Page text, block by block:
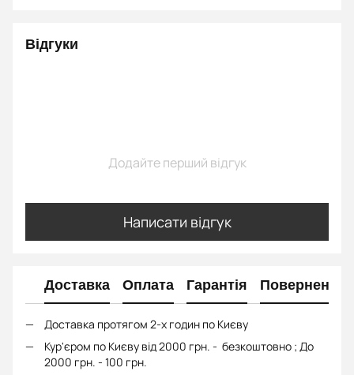
Відгуки
Додайте перший відгук
Написати відгук
Доставка Оплата Гарантія Повернення
Доставка протягом 2-х годин по Києву
Кур'єром по Києву від 2000 грн. - безкоштовно ; До
2000 грн. - 100 грн.